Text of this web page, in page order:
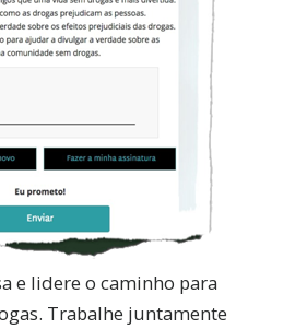
e lidere o caminho para
Trabalhe juntamente